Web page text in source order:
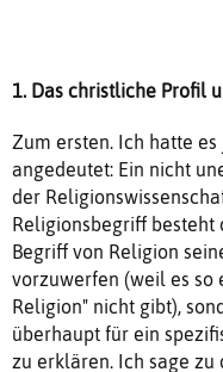
1. Das christliche Profil
Zum ersten. Ich hatte
angedeutet: Ein nicht
der
Religionsbegriff
Begriff von Religion
vorzuwerfen (weil es so
Religion" nicht gibt),
überhaupt für ein
zu erklären. Ich sage zu